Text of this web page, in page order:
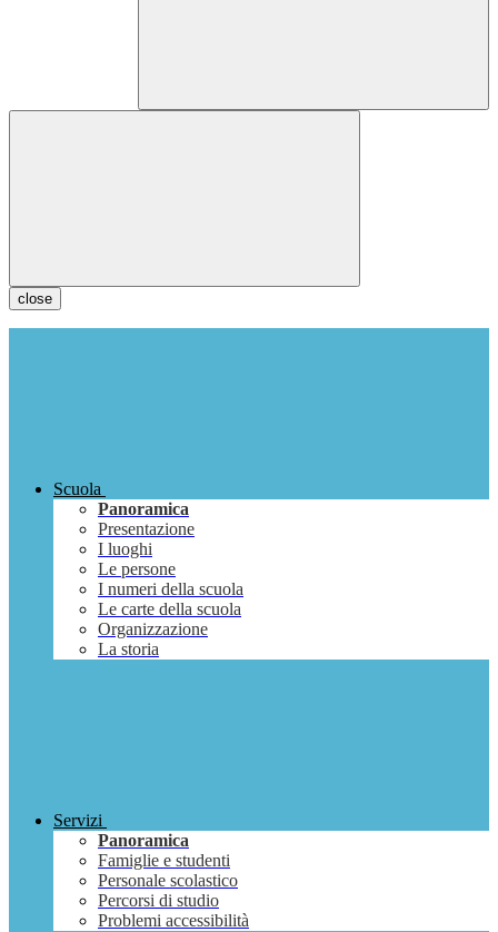
close
Scuola
Panoramica
Presentazione
I luoghi
Le persone
I numeri della scuola
Le carte della scuola
Organizzazione
La storia
Servizi
Panoramica
Famiglie e studenti
Personale scolastico
Percorsi di studio
Problemi accessibilità